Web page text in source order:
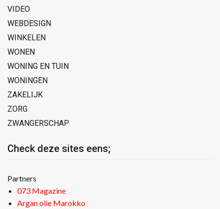
VIDEO
WEBDESIGN
WINKELEN
WONEN
WONING EN TUIN
WONINGEN
ZAKELIJK
ZORG
ZWANGERSCHAP
Check deze sites eens;
Partners
073 Magazine
Argan olie Marokko